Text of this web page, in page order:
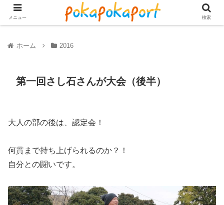
ホーム 2016
第一回さし石さんが大会（後半）
大人の部の後は、認定会！
何貫まで持ち上げられるのか？！
自分との闘いです。
メニュー 検索